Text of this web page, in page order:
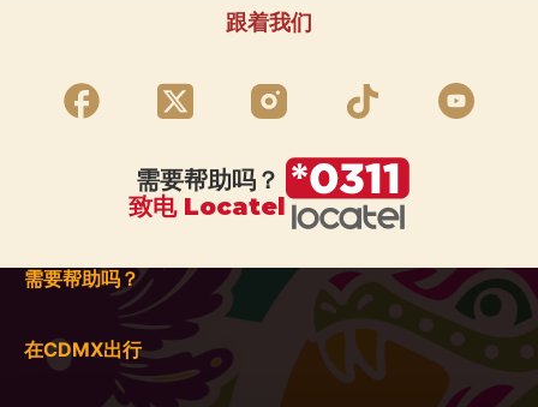
跟着我们
需要帮助吗？
致电 Locatel
需要帮助吗？
在CDMX出行